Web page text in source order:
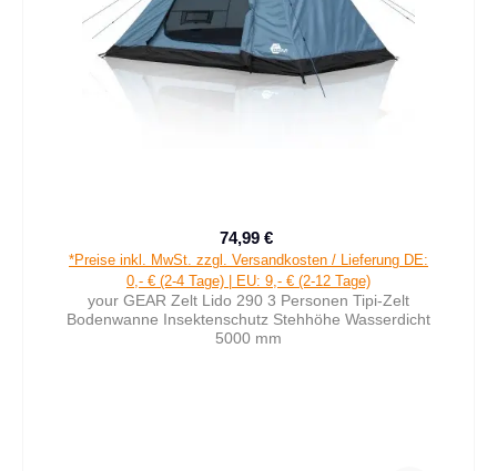
Verkaufspreis:
74,99 €
*Preise inkl. MwSt. zzgl. Versandkosten / Lieferung DE:
0,- € (2-4 Tage) | EU: 9,- € (2-12 Tage)
your GEAR Zelt Lido 290 3 Personen Tipi-Zelt
Bodenwanne Insektenschutz Stehhöhe Wasserdicht
5000 mm